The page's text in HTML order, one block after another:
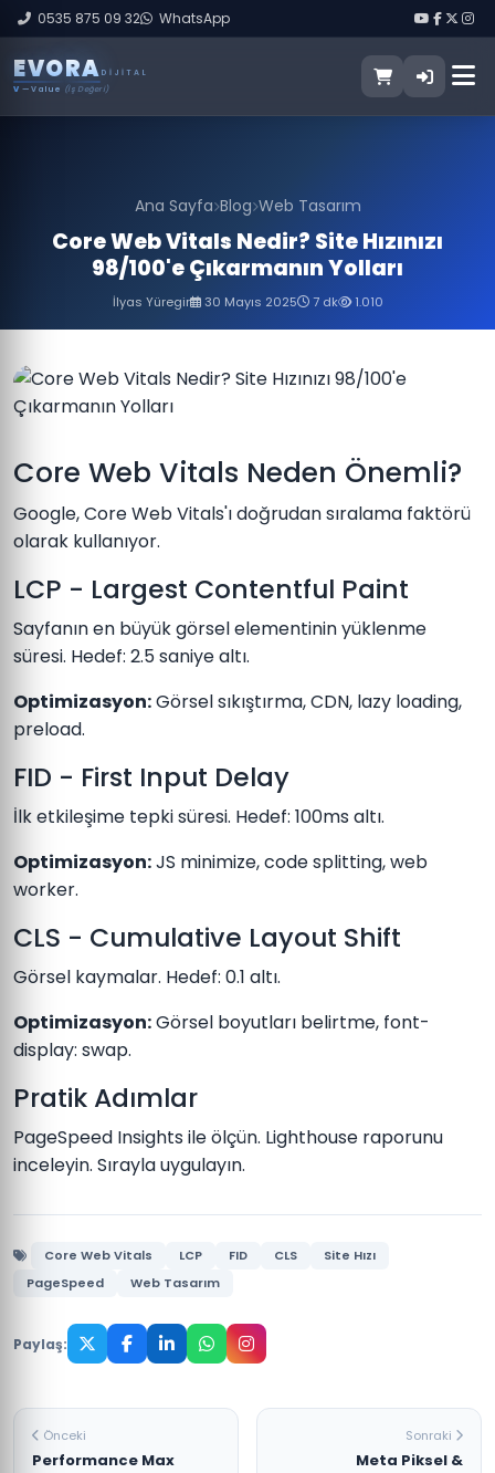
0535 875 09 32 WhatsApp
EVORA DIJITAL
V — Value (İş Değeri)
Ana Sayfa Blog Web Tasarım
Core Web Vitals Nedir? Site Hızınızı
98/100'e Çıkarmanın Yolları
İlyas Yüregir 30 Mayıs 2025 7 dk 1.010
Core Web Vitals Neden Önemli?
Google, Core Web Vitals'ı doğrudan sıralama faktörü
olarak kullanıyor.
LCP - Largest Contentful Paint
Sayfanın en büyük görsel elementinin yüklenme
süresi. Hedef: 2.5 saniye altı.
Optimizasyon:Görsel sıkıştırma, CDN, lazy loading,
preload.
FID - First Input Delay
İlk etkileşime tepki süresi. Hedef: 100ms altı.
Optimizasyon:JS minimize, code splitting, web
worker.
CLS - Cumulative Layout Shift
Görsel kaymalar. Hedef: 0.1 altı.
Optimizasyon:Görsel boyutları belirtme, font-
display: swap.
Pratik Adımlar
PageSpeed Insights ile ölçün. Lighthouse raporunu
inceleyin. Sırayla uygulayın.
Core Web Vitals LCP FID CLS
Site Hızı
PageSpeed
Web Tasarım
Paylaş:
Önceki
Performance Max
Sonraki
Meta Piksel &